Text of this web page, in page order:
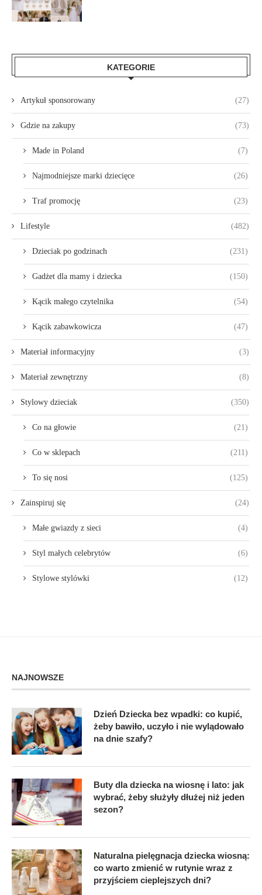
KATEGORIE
Artykuł sponsorowany (27)
Gdzie na zakupy (73)
Made in Poland (7)
Najmodniejsze marki dziecięce (26)
Traf promocję (23)
Lifestyle (482)
Dzieciak po godzinach (231)
Gadżet dla mamy i dziecka (150)
Kącik małego czytelnika (54)
Kącik zabawkowicza (47)
Materiał informacyjny (3)
Materiał zewnętrzny (8)
Stylowy dzieciak (350)
Co na głowie (21)
Co w sklepach (211)
To się nosi (125)
Zainspiruj się (24)
Małe gwiazdy z sieci (4)
Styl małych celebrytów (6)
Stylowe stylówki (12)
NAJNOWSZE
Dzień Dziecka bez wpadki: co kupić,
żeby bawiło, uczyło i nie wylądowało
na dnie szafy?
Buty dla dziecka na wiosnę i lato: jak
wybrać, żeby służyły dłużej niż jeden
sezon?
Naturalna pielęgnacja dziecka wiosną:
co warto zmienić w rutynie wraz z
przyjściem cieplejszych dni?